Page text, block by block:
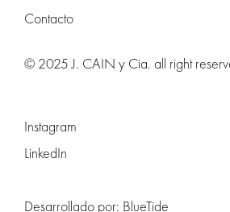
Contacto
© 2025 J. CAIN y Cia. all right
Instagram
LinkedIn
Desarrollado por: BlueTide